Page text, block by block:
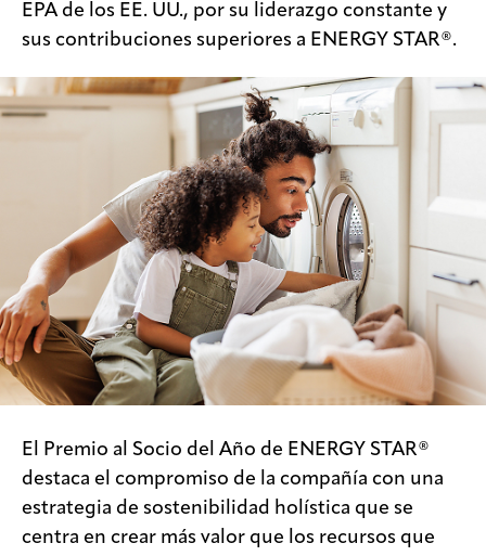
MyInsideConnection
EPA de los EE. UU., por su liderazgo constante y
sus contribuciones superiores a ENERGY STAR®.
El Premio al Socio del Año de ENERGY STAR®
destaca el compromiso de la compañía con una
estrategia de sostenibilidad holística que se
centra en crear más valor que los recursos que